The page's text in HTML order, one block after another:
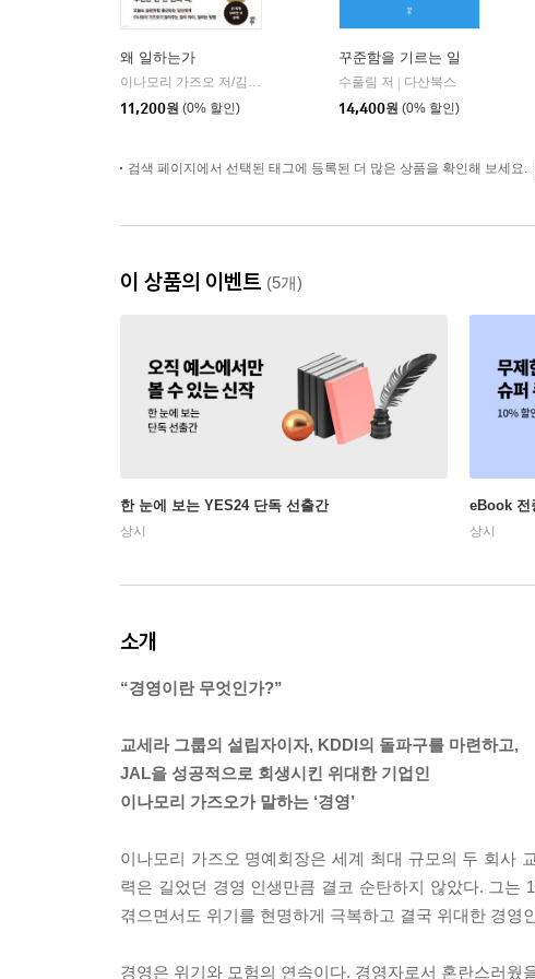
왜 일하는가
다산북스
11,200원 (0% 할인)
꾸준함을 기르는 일
수풀림 저 | 다산북스
14,400원 (0% 할인)
검색 페이지에서 선택된 태그에 등록된 더 많은 상품을 확인해 보세요.
이 상품의 이벤트 (5개)
한 눈에 보는 YES24 단독 선출간
상시
eBook 전
상시
소개
“경영이란 무엇인가?”
교세라 그룹의 설립자이자, KDDI의 돌파구를 마련하고,
JAL을 성공적으로 회생시킨 위대한 기업인
이나모리 가즈오가 말하는 ‘경영’
이나모리 가즈오 명예회장은 세계 최대 규모의 두 회사
력은 길었던 경영 인생만큼 결코 순탄하지 않았다. 그는
겪으면서도 위기를 현명하게 극복하고 결국 위대한 경영
경영은 위기와 모험의 연속이다. 경영자로서 혼란스러